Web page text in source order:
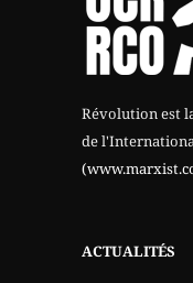
Révolution est
de
ACTUALITÉS